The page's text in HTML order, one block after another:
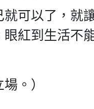
可以了，就
紅到生活不
。）